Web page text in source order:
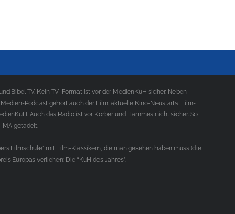
Bibel TV. Kein TV-Format ist vor der MedienKuH sicher. Neben
Podcast gehört auch der Film; aktuelle Kino-Neustarts, Film-
Auch das Radio ist vor Körber und Hammes nicht sicher. So
MA getadelt.
Filmschule” mit Film-Klassikern, die man gesehen haben muss (die
Europas verliehen: Die “KuH des Jahres”.